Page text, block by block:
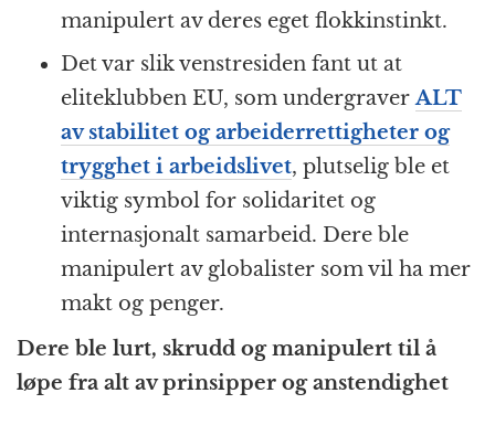
manipulert av deres eget flokkinstinkt.
Det var slik venstresiden fant ut at
eliteklubben EU, som undergraverALT
av stabilitet og arbeiderrettigheter og
trygghet i arbeidslivet, plutselig ble et
viktig symbol for solidaritet og
internasjonalt samarbeid. Dere ble
manipulert av globalister som vil ha mer
makt og penger.
Dere ble lurt, skrudd og manipulert til å
løpe fra alt av prinsipper og anstendighet